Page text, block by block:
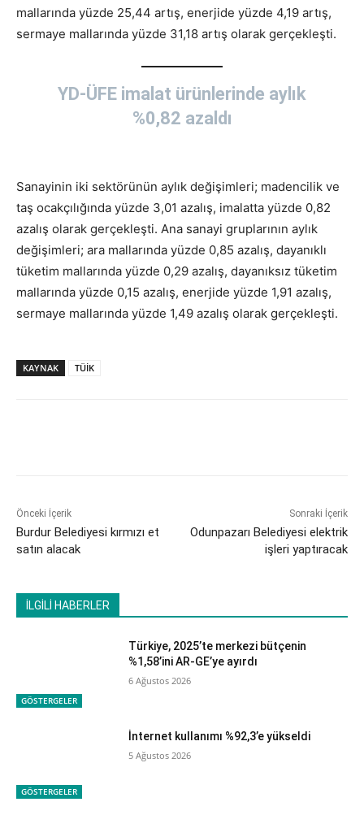
mallarında yüzde 25,44 artış, enerjide yüzde 4,19 artış,
sermaye mallarında yüzde 31,18 artış olarak gerçekleşti.
YD-ÜFE imalat ürünlerinde aylık
%0,82 azaldı
Sanayinin iki sektörünün aylık değişimleri; madencilik ve
taş ocakçılığında yüzde 3,01 azalış, imalatta yüzde 0,82
azalış olarak gerçekleşti. Ana sanayi gruplarının aylık
değişimleri; ara mallarında yüzde 0,85 azalış, dayanıklı
tüketim mallarında yüzde 0,29 azalış, dayanıksız tüketim
mallarında yüzde 0,15 azalış, enerjide yüzde 1,91 azalış,
sermaye mallarında yüzde 1,49 azalış olarak gerçekleşti.
KAYNAK TÜİK
Önceki İçerik
Burdur Belediyesi kırmızı et
satın alacak
Sonraki İçerik
Odunpazarı Belediyesi elektrik
işleri yaptıracak
İLGİLİ HABERLER
GÖSTERGELER
Türkiye, 2025’te merkezi bütçenin
%1,58’ini AR-GE’ye ayırdı
6 Ağustos 2026
GÖSTERGELER
İnternet kullanımı %92,3’e yükseldi
5 Ağustos 2026